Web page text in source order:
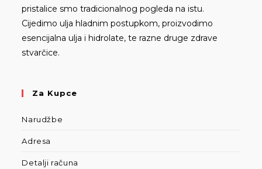
pristalice smo tradicionalnog pogleda na istu.
Cijedimo ulja hladnim postupkom, proizvodimo
esencijalna ulja i hidrolate, te razne druge zdrave
stvarčice.
Za Kupce
Narudžbe
Adresa
Detalji računa